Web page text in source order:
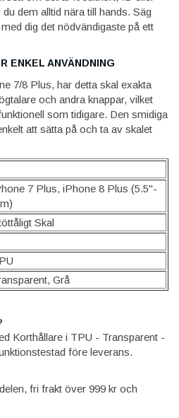
dem alltid nära till hands. Säg
dig det nödvändigaste på ett
ENKEL ANVÄNDNING
7/8 Plus, har detta skal exakta
och andra knappar, vilket
som tidigare. Den smidiga
att sätta på och ta av skalet
7 Plus, iPhone 8 Plus (5.5"-
Skal
Grå
Korthållare i TPU - Transparent -
före leverans.
fri frakt över 999 kr och